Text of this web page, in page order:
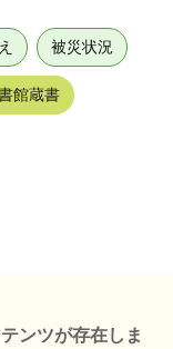
被災状況
館蔵書
ンツが存在しま